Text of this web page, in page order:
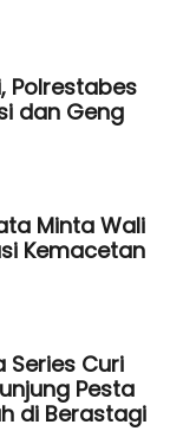
Polrestabes
dan Geng
Minta Wali
Kemacetan
Series Curi
Pesta
di Berastagi